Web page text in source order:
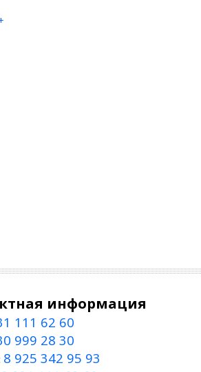
информация
111 62 60
999 28 30
8 925 342 95 93